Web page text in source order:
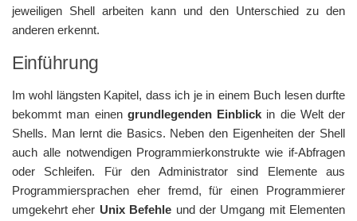
jeweiligen Shell arbeiten kann und den Unterschied zu den
anderen erkennt.
Einführung
Im wohl längsten Kapitel, dass ich je in einem Buch lesen durfte
bekommt man einen grundlegenden Einblick in die Welt der
Shells. Man lernt die Basics. Neben den Eigenheiten der Shell
auch alle notwendigen Programmierkonstrukte wie if-Abfragen
oder Schleifen. Für den Administrator sind Elemente aus
Programmiersprachen eher fremd, für einen Programmierer
umgekehrt eher Unix Befehle und der Umgang mit Elementen